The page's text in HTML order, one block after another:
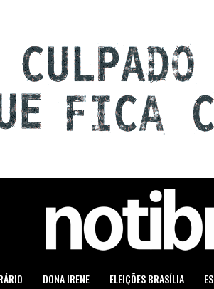
DONA IRENE ELEIÇÕES BRASÍLIA